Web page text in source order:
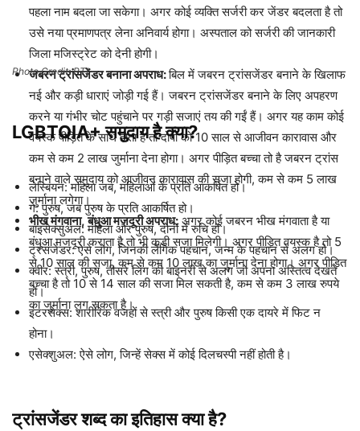
पहला नाम बदला जा सकेगा। अगर कोई व्यक्ति सर्जरी कर जेंडर बदलता है तो
उसे नया प्रमाणपत्र लेना अनिवार्य होगा। अस्पताल को सर्जरी की जानकारी
जिला मजिस्ट्रेट को देनी होगी।
जबरन ट्रांसजेंडर बनाना अपराध:बिल में जबरन ट्रांसजेंडर बनाने के खिलाफ
नई और कड़ी धाराएं जोड़ी गई हैं। जबरन ट्रांसजेंडर बनाने के लिए अपहरण
करने या गंभीर चोट पहुंचाने पर गड़ी सजाएं तय की गईं हैं। अगर यह काम कोई
वयस्क पीड़ित के साथ होता है तो दोषी को 10 साल से आजीवन कारावास और
कम से कम 2 लाख जुर्माना देना होगा। अगर पीड़ित बच्चा तो है जबरन ट्रांस
बनाने वाले समुदाय को आजीवन कारावास की सजा होगी, कम से कम 5 लाख
जुर्माना लगेगा।
भीख मंगवाना, बंधुआ मजदूरी अपराध:अगर कोई जबरन भीख मंगवाता है या
बंधुआ मजदूरी कराता है तो भी कड़ी सजा मिलेगी। अगर पीड़ित वयस्क है तो 5
से 10 साल की सजा, कम से कम 10 लाख का जुर्माना देना होगा। अगर पीड़ित
बच्चा है तो 10 से 14 साल की सजा मिल सकती है, कम से कम 3 लाख रुपये
का जुर्माना लग सकता है।
Photo Credit: PTI
LGBTQIA+ समुदाय है क्या?
लेस्बियन: महिला जब, महिलाओं के प्रति आकर्षित हो।
गे: पुरुष, जब पुरुष के प्रति आकर्षित हो।
बाइसेक्सुअल: महिला और पुरुष, दोनों में रुचि हो।
ट्रंसजेंडर: ऐसे लोग, जिनकी लैंगिक पहचान, जन्म के पहचान से अलग हो।
क्वीर: स्त्री, पुरुष, तीसरे लिंग की बाइनरी से अलग जो अपना अस्तित्व देखते
हों।
इंटरसेक्स: शारीरिक वजहों से स्त्री और पुरुष किसी एक दायरे में फिट न
होना।
एसेक्शुअल: ऐसे लोग, जिन्हें सेक्स में कोई दिलचस्पी नहीं होती है।
ट्रांसजेंडर शब्द का इतिहास क्या है?